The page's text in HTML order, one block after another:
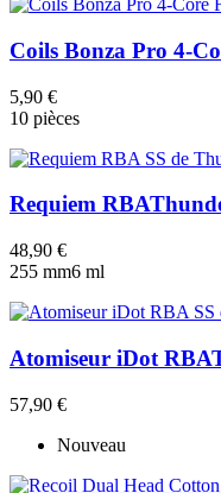
Coils Bonza Pro 4-
5,90 €
10 pièces
Requiem RBA
48,90 €
255 mm6 ml
Atomiseur iDot RBA
57,90 €
Nouveau